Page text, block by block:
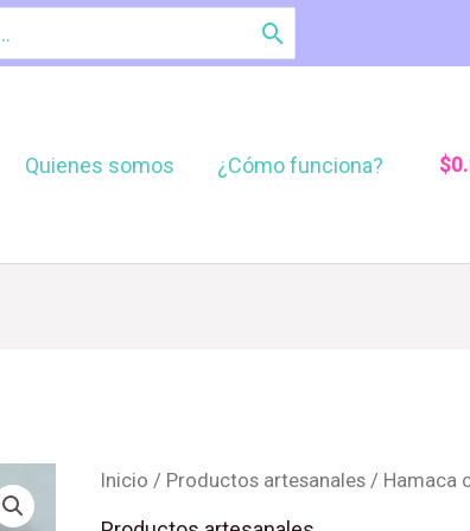
Quienes somos ¿Cómo funciona? $
Inicio / Productos artesanales / Hamaca
Hamaca
carioca